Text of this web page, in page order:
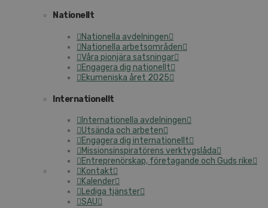
Nationellt
Nationella avdelningen
Nationella arbetsområden
Våra pionjära satsningar
Engagera dig nationellt
Ekumeniska året 2025
Internationellt
Internationella avdelningen
Utsända och arbeten
Engagera dig internationellt
Missionsinspiratörens verktygslåda
Entreprenörskap, företagande och Guds rike
Kontakt
Kalender
Lediga tjänster
SAU